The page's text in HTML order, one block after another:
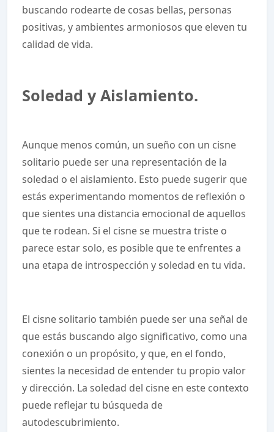
buscando rodearte de cosas bellas, personas
positivas, y ambientes armoniosos que eleven tu
calidad de vida.
Soledad y Aislamiento.
Aunque menos común, un sueño con un cisne
solitario puede ser una representación de la
soledad o el aislamiento. Esto puede sugerir que
estás experimentando momentos de reflexión o
que sientes una distancia emocional de aquellos
que te rodean. Si el cisne se muestra triste o
parece estar solo, es posible que te enfrentes a
una etapa de introspección y soledad en tu vida.
El cisne solitario también puede ser una señal de
que estás buscando algo significativo, como una
conexión o un propósito, y que, en el fondo,
sientes la necesidad de entender tu propio valor
y dirección. La soledad del cisne en este contexto
puede reflejar tu búsqueda de
autodescubrimiento.